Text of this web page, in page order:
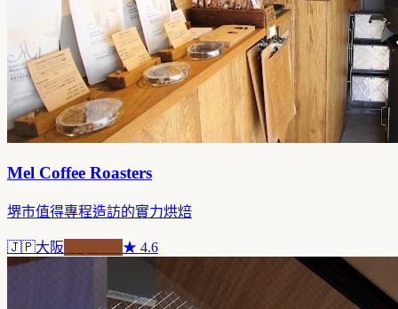
Mel Coffee Roasters
堺市值得專程造訪的實力烘焙
🇯🇵大阪 ★ 4.6